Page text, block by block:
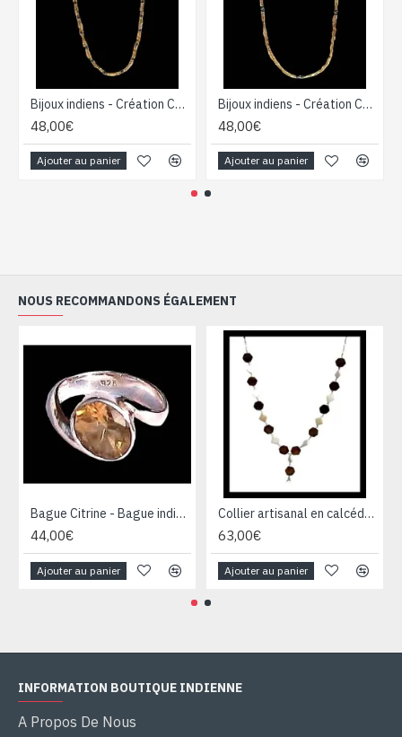
Bijoux indiens - Création Collier Citrine
48,00€
Ajouter au panier
Bijoux indiens - Création Collier Citrine
48,00€
Ajouter au panier
NOUS RECOMMANDONS ÉGALEMENT
Bague Citrine - Bague indienne - Bijoux indiens
44,00€
Ajouter au panier
Collier artisanal en calcédoine, œil de tigre et argent
63,00€
Ajouter au panier
INFORMATION BOUTIQUE INDIENNE
A Propos De Nous